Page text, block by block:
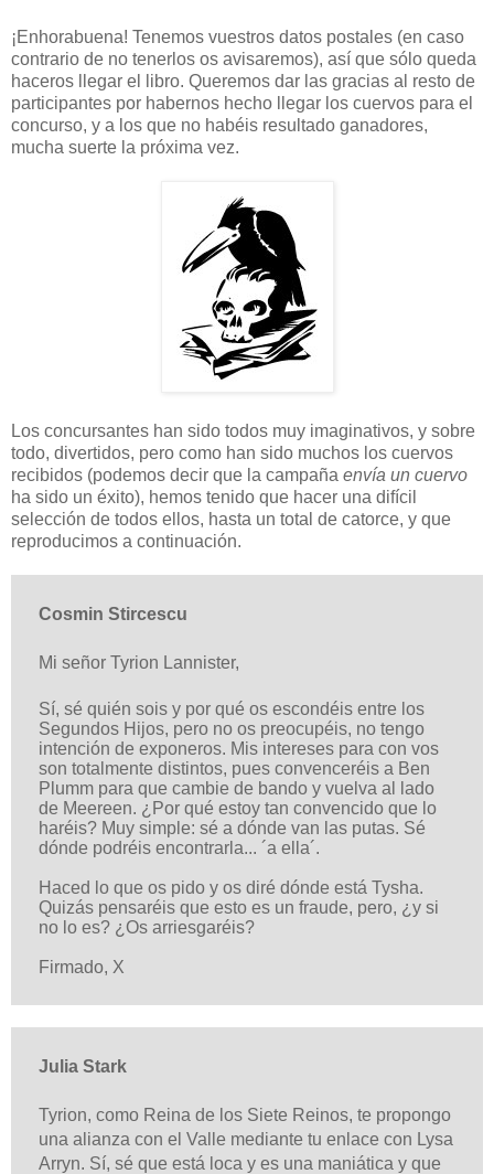
¡Enhorabuena! Tenemos vuestros datos postales (en caso
contrario de no tenerlos os avisaremos), así que sólo queda
haceros llegar el libro. Queremos dar las gracias al resto de
participantes por habernos hecho llegar los cuervos para el
concurso, y a los que no habéis resultado ganadores,
mucha suerte la próxima vez.
Los concursantes han sido todos muy imaginativos, y sobre
todo, divertidos, pero como han sido muchos los cuervos
recibidos (podemos decir que la campaña envía un cuervo
ha sido un éxito), hemos tenido que hacer una difícil
selección de todos ellos, hasta un total de catorce, y que
reproducimos a continuación.
Cosmin Stircescu
Mi señor Tyrion Lannister,
Sí, sé quién sois y por qué os escondéis entre los
Segundos Hijos, pero no os preocupéis, no tengo
intención de exponeros. Mis intereses para con vos
son totalmente distintos, pues convenceréis a Ben
Plumm para que cambie de bando y vuelva al lado
de Meereen. ¿Por qué estoy tan convencido que lo
haréis? Muy simple: sé a dónde van las putas. Sé
dónde podréis encontrarla... ´a ella´.
Haced lo que os pido y os diré dónde está Tysha.
Quizás pensaréis que esto es un fraude, pero, ¿y si
no lo es? ¿Os arriesgaréis?
Firmado, X
Julia Stark
Tyrion, como Reina de los Siete Reinos, te propongo
una alianza con el Valle mediante tu enlace con Lysa
Arryn. Sí, sé que está loca y es una maniática y que